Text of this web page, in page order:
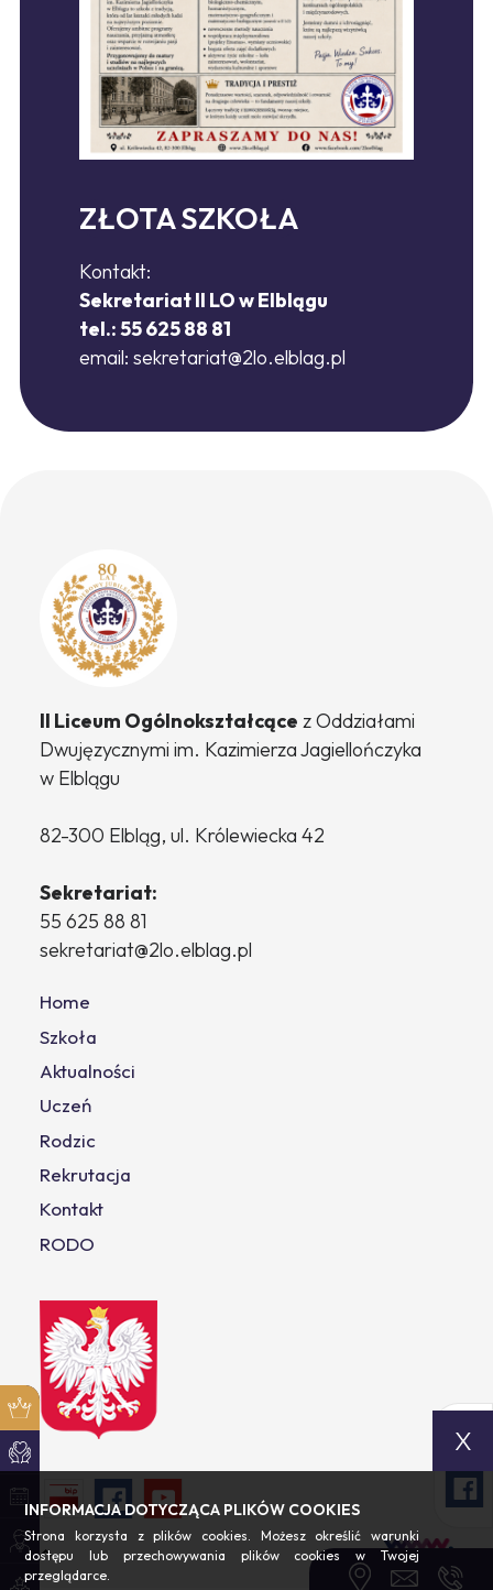
ZŁOTA SZKOŁA
Kontakt:
Sekretariat II LO w Elblągu
tel.: 55 625 88 81
email: sekretariat@2lo.elblag.pl
II Liceum Ogólnokształcące z Oddziałami
Dwujęzycznymi im. Kazimierza Jagiellończyka
w Elblągu
82-300 Elbląg, ul. Królewiecka 42
Sekretariat:
55 625 88 81
sekretariat@2lo.elblag.pl
Home
Szkoła
Aktualności
Uczeń
Rodzic
Rekrutacja
Kontakt
RODO
X
INFORMACJA DOTYCZĄCA PLIKÓW COOKIES
Strona korzysta z plików cookies. Możesz określić warunki
dostępu lub przechowywania plików cookies w Twojej
przeglądarce.